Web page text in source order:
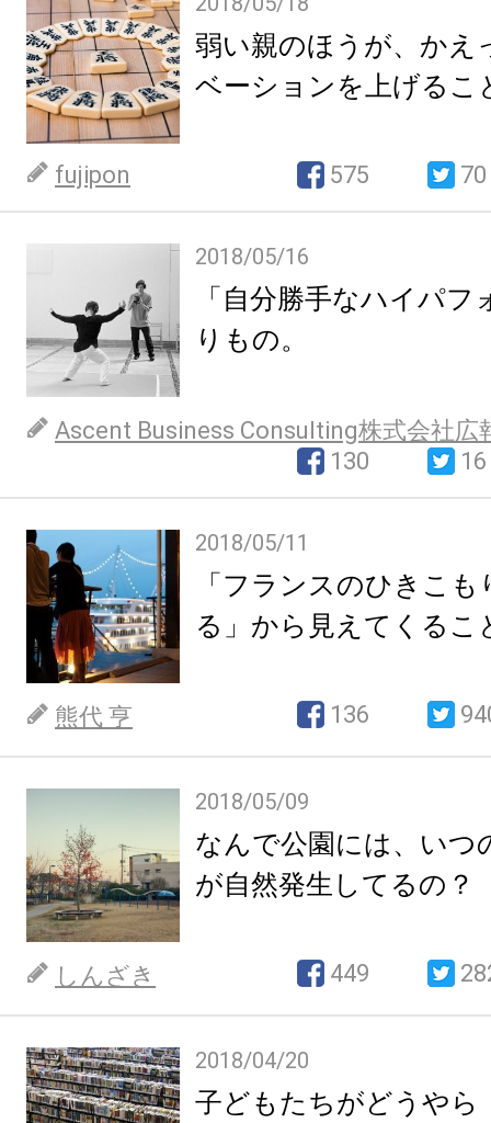
弱い親のほうが、かえ
ベーションを上げるこ
fujipon 575 70
2018/05/16
「自分勝手なハイパフ
りもの。
Ascent Business Consulting株式会社広
130
16
2018/05/11
「フランスのひきこ
る」から見えてくるこ
熊代 亨 136
2018/05/09
なんで公園には、いつ
が自然発生してるの？
しんざき 449
2018/04/20
子どもたちがどうやら